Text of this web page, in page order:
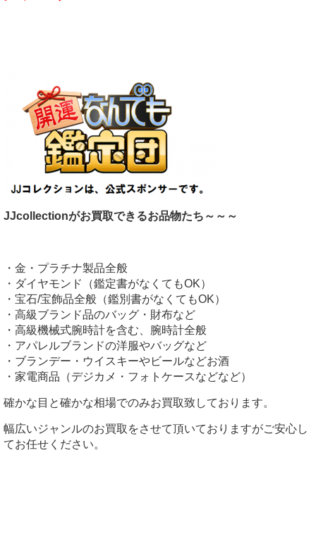
JJcollectionがお買取できるお品物たち～～～
・金・プラチナ製品全般
・ダイヤモンド（鑑定書がなくてもOK）
・宝石/宝飾品全般（鑑別書がなくてもOK）
・高級ブランド品のバッグ・財布など
・高級機械式腕時計を含む、腕時計全般
・アパレルブランドの洋服やバッグなど
・ブランデー・ウイスキーやビールなどお酒
・家電商品（デジカメ・フォトケースなどなど）
確かな目と確かな相場でのみお買取致しております。
幅広いジャンルのお買取をさせて頂いておりますがご安心し
てお任せください。